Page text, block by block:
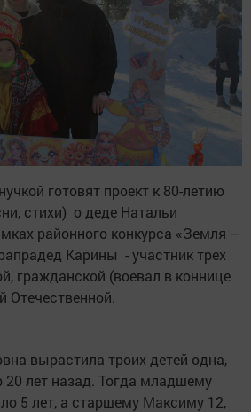
готовят проект к 80-летию
стихи) о деде Натальи
районного конкурса «Земля –
Карины - участник трех
гражданской (воевал в коннице
Отечественной.
вырастила троих детей одна,
лет назад. Тогда младшему
5 лет, а старшему Максиму 12,